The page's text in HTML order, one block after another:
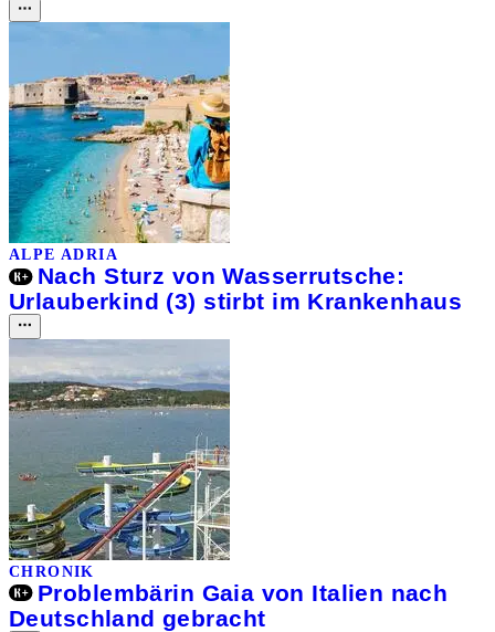
ALPE ADRIA
Nach Sturz von Wasserrutsche:
Urlauberkind (3) stirbt im Krankenhaus
CHRONIK
Problembärin Gaia von Italien nach
Deutschland gebracht